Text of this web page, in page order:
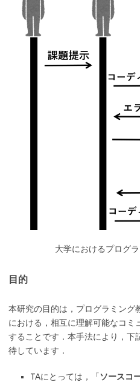
大学におけるプログ
目的
本研究の目的は，プログラミング
における，相互に理解可能なコミ
することです．本手法により，下
待しています．
TAにとっては，「 ソースコ